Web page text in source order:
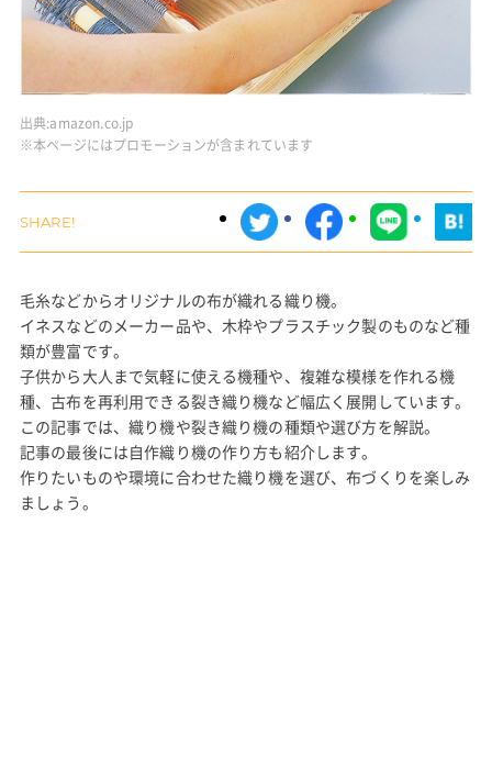
出典:amazon.co.jp
※本ページにはプロモーションが含まれています
毛糸などからオリジナルの布が織れる織り機。
イネスなどのメーカー品や、木枠やプラスチック製のものなど種
類が豊富です。
子供から大人まで気軽に使える機種や、複雑な模様を作れる機
種、古布を再利用できる裂き織り機など幅広く展開しています。
この記事では、織り機や裂き織り機の種類や選び方を解説。
記事の最後には自作織り機の作り方も紹介します。
作りたいものや環境に合わせた織り機を選び、布づくりを楽しみ
ましょう。